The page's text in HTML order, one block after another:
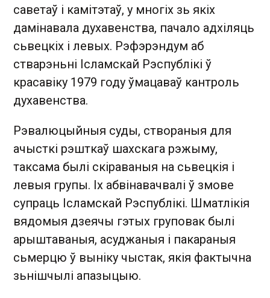
саветаў і камітэтаў, у многіх зь якіх
дамінавала духавенства, пачало адхіляць
сьвецкіх і левых. Рэфэрэндум аб
стварэньні Ісламскай Рэспублікі ў
красавіку 1979 году ўмацаваў кантроль
духавенства.
Рэвалюцыйныя суды, створаныя для
ачысткі рэшткаў шахскага рэжыму,
таксама былі скіраваныя на сьвецкія і
левыя групы. Іх абвінавачвалі ў змове
супраць Ісламскай Рэспублікі. Шматлікія
вядомыя дзеячы гэтых груповак былі
арыштаваныя, асуджаныя і пакараныя
сьмерцю ў выніку чыстак, якія фактычна
зьнішчылі апазыцыю.